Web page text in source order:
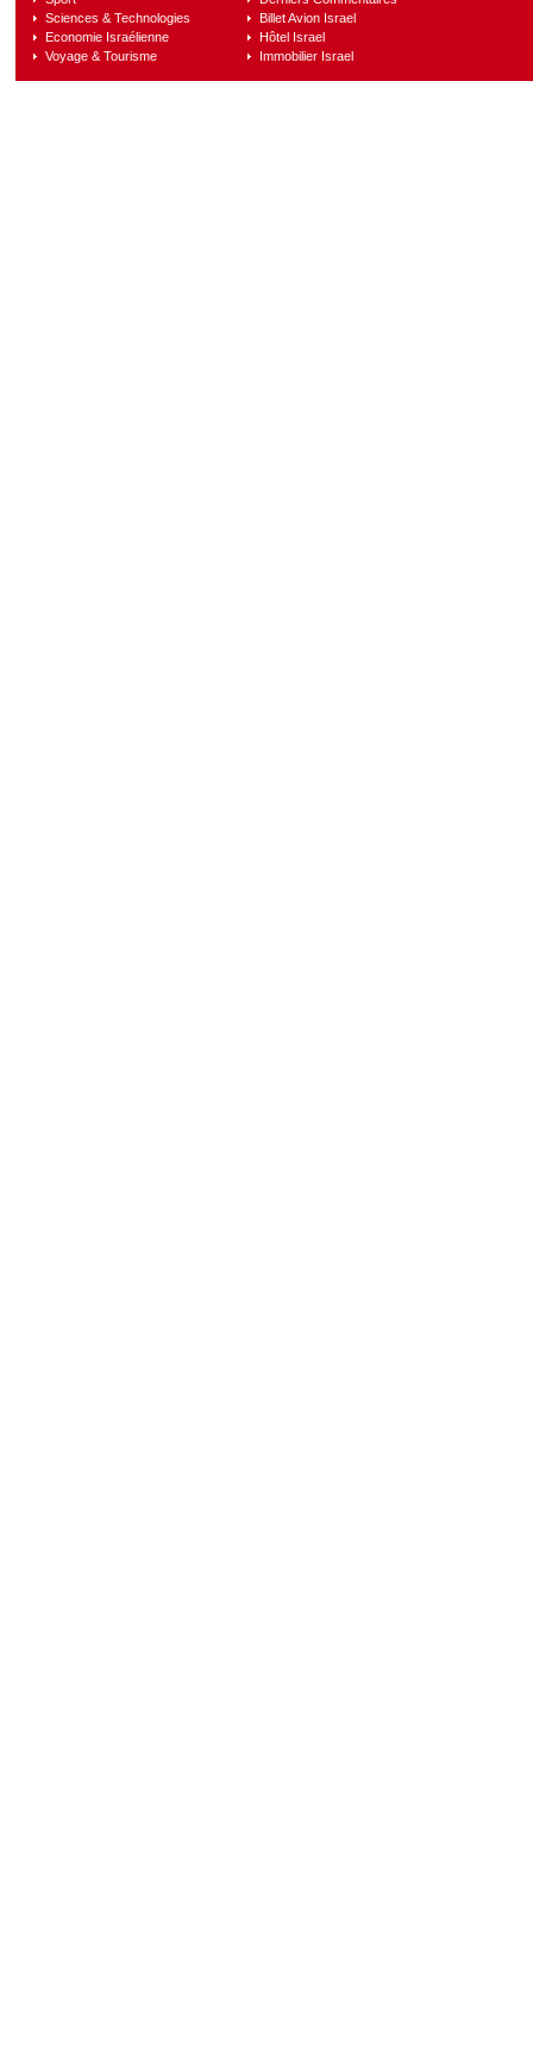
Sciences & Technologies
Economie Israélienne
Voyage & Tourisme
Billet Avion Israel
Hôtel Israel
Immobilier Israel